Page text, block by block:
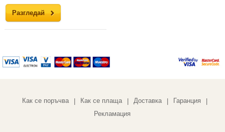
Разгледай
Как се поръчва Как се плаща Доставка Гаранция
Рекламация